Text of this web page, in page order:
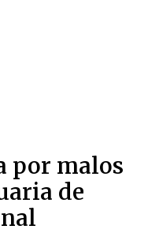
por malos
de